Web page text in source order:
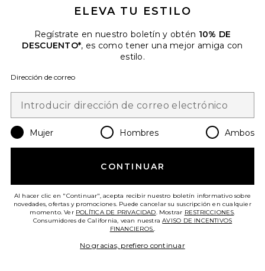
Más Vendido
GOMITAS DE VITAMINA CHILL
$30
Favorite VESTIDO KATSIA
ELEVA TU ESTILO
Regístrate en nuestro boletín y obtén 10% DE
DESCUENTO*, es como tener una mejor amiga con
estilo.
Dirección de correo
Mujer Hombres Ambos
CONTINUAR
Al hacer clic en "Continuar", acepta recibir nuestro boletín informativo sobre
novedades, ofertas y promociones. Puede cancelar su suscripción en cualquier
momento. Ver POLÍTICA DE PRIVACIDAD. Mostrar RESTRICCIONES.
Consumidores de California, vean nuestraAVISO DE INCENTIVOS
FINANCIEROS..
No gracias, prefiero continuar